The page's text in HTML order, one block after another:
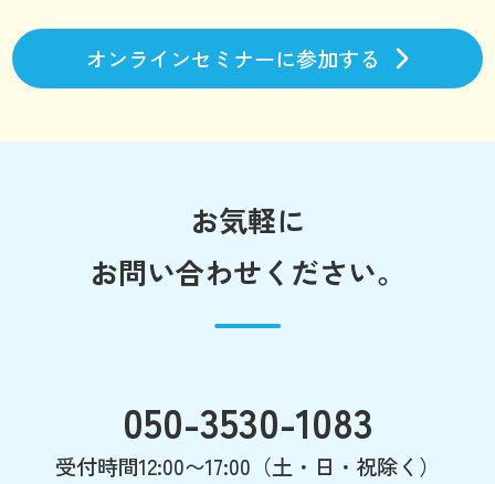
オンラインセミナーに参加する
お気軽に
お問い合わせください。
050-3530-1083
受付時間12:00〜17:00（土・日・祝除く）